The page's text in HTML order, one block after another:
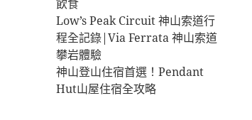
飲食
Low’s Peak Circuit 神山索道行
程全記錄|Via Ferrata 神山索道
攀岩體驗
神山登山住宿首選！Pendant
Hut山屋住宿全攻略